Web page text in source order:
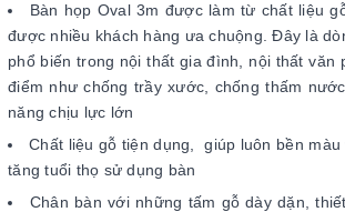
Bàn họp Oval 3m được làm từ chất liệu
được nhiều khách hàng ưa chuộng. Đây là
phổ biến trong nội thất gia đình, nội thất văn
điểm như chống trầy xước, chống thấm
năng chịu lực lớn
Chất liệu gỗ tiện dụng, giúp luôn bền
tăng tuổi thọ sử dụng bàn
Chân bàn với những tấm gỗ dày dặn,